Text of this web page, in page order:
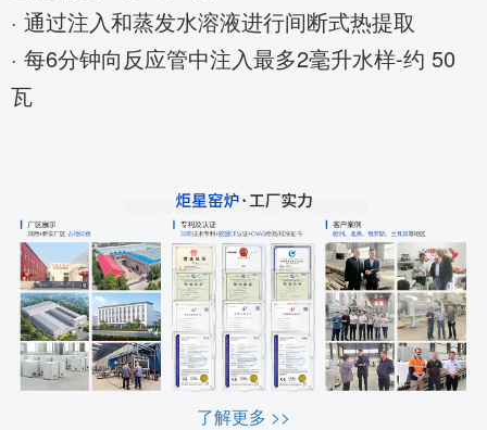
· 通过注入和蒸发水溶液进行间断式热提取
· 每6分钟向反应管中注入最多2毫升水样-约 50
瓦
了解更多 >>